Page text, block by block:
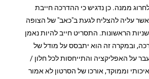
ממנה. כן נדגיש כי ההדרכה חייבת
כאשר עליה להצליח לגעת ב"כאב" של הצופה
הראשונות. התסריט חייב להיות נאמן
ובמקרה זה הוא יתבסס על מודל של
על האפליקציה והתייחסות לכל חלון /
וממוקד, אורכו של הסרטון לא אמור